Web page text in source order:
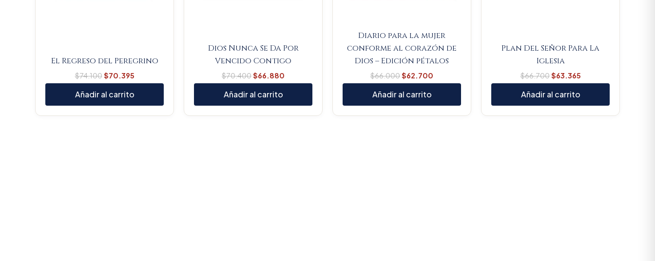
El Regreso del Peregrino
$74.100$70.395
Añadir al carrito
Dios Nunca Se Da Por
Vencido Contigo
$70.400$66.880
Añadir al carrito
Diario para la mujer
conforme al corazón de
Dios – Edición pétalos
$66.000$62.700
Añadir al carrito
Plan Del Señor Para La
Iglesia
$66.700$63.365
Añadir al carrito